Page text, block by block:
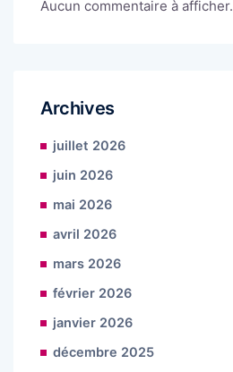
Aucun commentaire à afficher.
Archives
juillet 2026
juin 2026
mai 2026
avril 2026
mars 2026
février 2026
janvier 2026
décembre 2025